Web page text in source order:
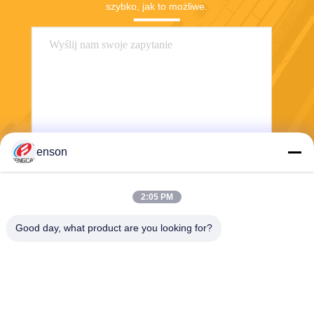
szybko, jak to możliwe.
Wysłać
enson
2:05 PM
Good day, what product are you looking for?